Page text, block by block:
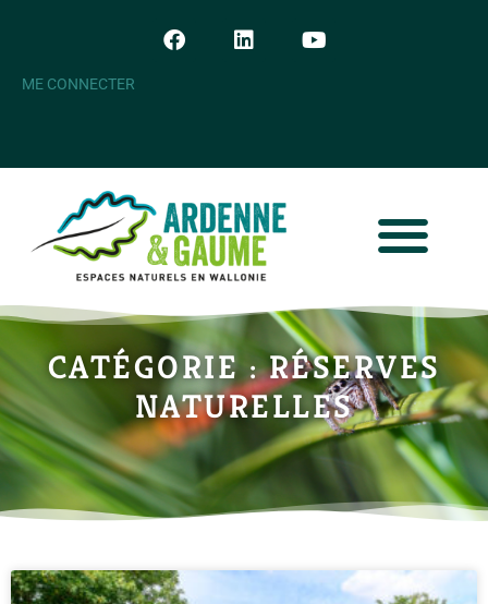
ME CONNECTER
CATÉGORIE : RÉSERVES
NATURELLES